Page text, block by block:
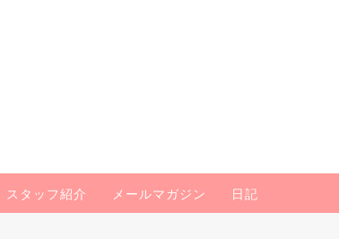
スタッフ紹介 メールマガジン 日記